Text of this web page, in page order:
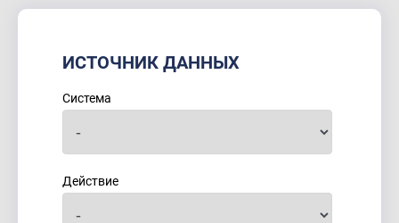
ИСТОЧНИК ДАННЫХ
Система
Действие